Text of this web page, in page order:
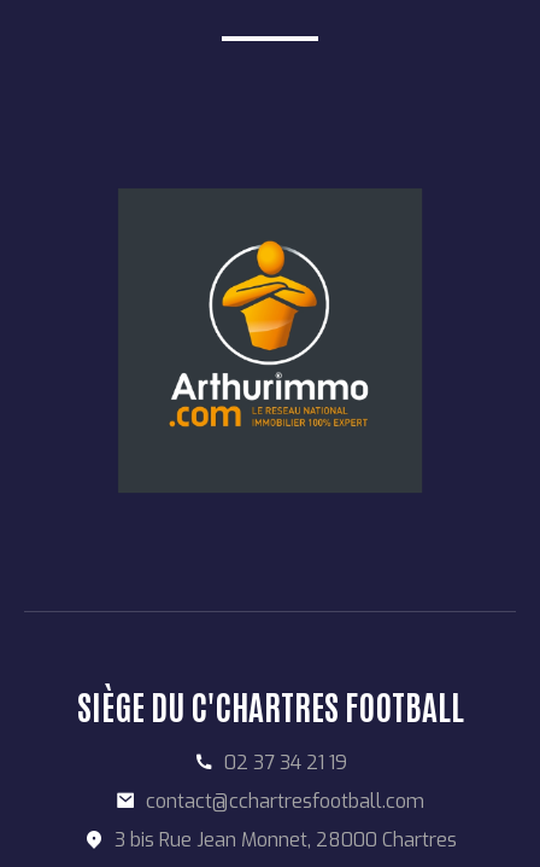
SIÈGE DU C'CHARTRES FOOTBALL
02 37 34 21 19
contact@cchartresfootball.com
3 bis Rue Jean Monnet, 28000 Chartres